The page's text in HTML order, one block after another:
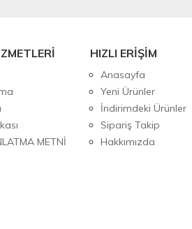
METNİ
HIZLI ERİŞİM
Anasayfa
Yeni Ürünler
İndirimdeki Ürünler
Sipariş Takip
Hakkımızda